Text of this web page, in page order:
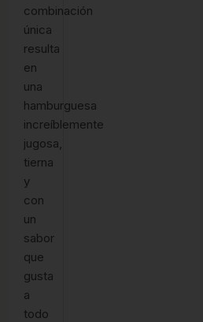
combinación
única
resulta
en
una
hamburguesa
increíblemente
jugosa,
tierna
y
con
un
sabor
que
gusta
a
todo